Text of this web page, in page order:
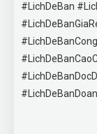
#LichDeBan